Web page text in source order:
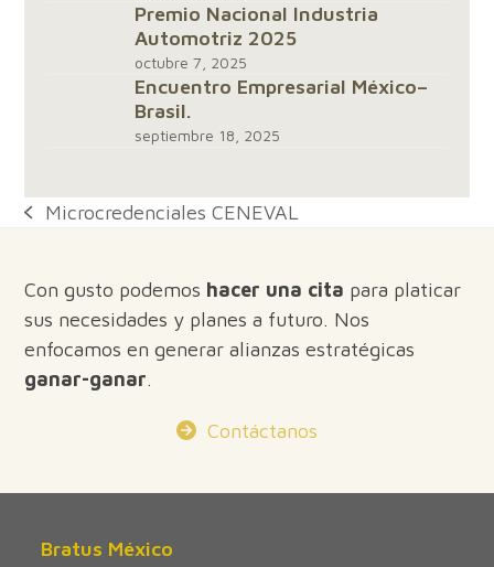
Premio Nacional Industria
Automotriz 2025
octubre 7, 2025
Encuentro Empresarial México–
Brasil.
septiembre 18, 2025
previous
Microcredenciales CENEVAL
Con gusto podemos hacer una cita para platicar
sus necesidades y planes a futuro. Nos
enfocamos en generar alianzas estratégicas
ganar-ganar.
Contáctanos
Bratus México